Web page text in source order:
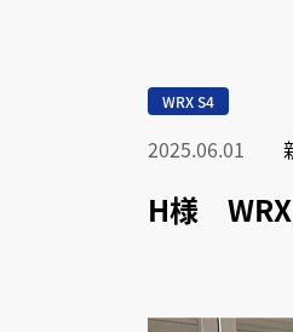
新車・中古
売店
WRX S4
2025.06.01
H様 WRX